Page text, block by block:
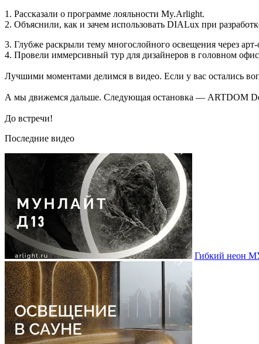
1. Рассказали о программе лояльности My.Arlight.
2. Объяснили, как и зачем использовать DIALux при
3. Глубже раскрыли тему многослойного освещения через
4. Провели иммерсивный тур для дизайнеров в головном
Лучшими моментами делимся в видео. Если у вас остались
А мы движемся дальше. Следующая остановка — ARTDOM
До встречи!
Последние видео
Гибкий неон